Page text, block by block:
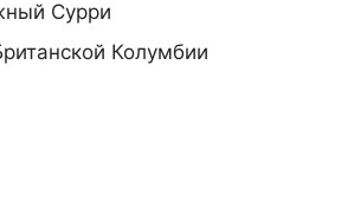
Сурри
Колумбии